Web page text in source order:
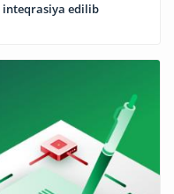
inteqrasiya edilib